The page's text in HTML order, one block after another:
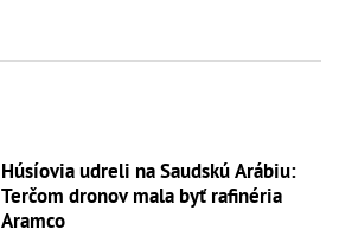
Húsíovia udreli na Saudskú Arábiu:
Terčom dronov mala byť rafinéria
Aramco